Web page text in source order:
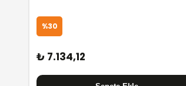
%30
₺ 7.134,12